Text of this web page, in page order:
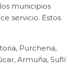
municipios
servicio. Estos
Purchena,
Armuña, Suflí